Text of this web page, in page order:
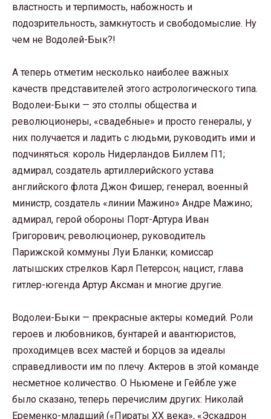
властность и терпимость, набожность и
подозрительность, замкнутость и свободомыслие. Ну
чем не Водолей-Бык?!
А теперь отметим несколько наиболее важных
качеств представителей этого астрологического типа.
Водолеи-Быки — это столпы общества и
революционеры, «свадебные» и просто генералы, у
них получается и ладить с людьми, руководить ими и
подчиняться: король Нидерландов Биллем П1;
адмирал, создатель артиллерийского устава
английского флота Джон Фишер; генерал, военный
министр, создатель «линии Мажино» Андре Мажино;
адмирал, герой обороны Порт-Артура Иван
Григорович; революционер, руководитель
Парижской коммуны Луи Бланки; комиссар
латышских стрелков Карл Петерсон; нацист, глава
гитлер-югенда Артур Аксман и многие другие.
Водолеи-Быки — прекрасные актеры комедий. Роли
героев и любовников, бунтарей и авантюристов,
проходимцев всех мастей и борцов за идеалы
справедливости им по плечу. Актеров в этой команде
несметное количество. О Ньюмене и Гейбле уже
было сказано, теперь перечислим других: Николай
Еременко-младший («Пираты XX века», «Эскадрон